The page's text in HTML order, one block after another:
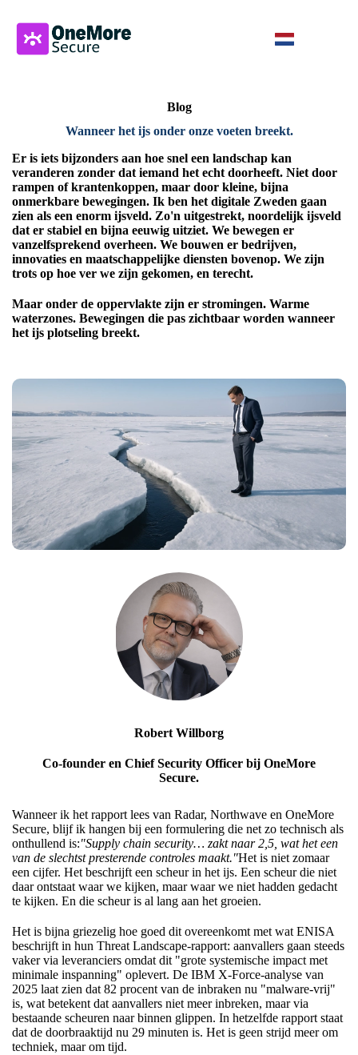
Blog
Wanneer het ijs onder onze voeten breekt.
Er is iets bijzonders aan hoe snel een landschap kan
veranderen zonder dat iemand het echt doorheeft. Niet door
rampen of krantenkoppen, maar door kleine, bijna
onmerkbare bewegingen. Ik ben het digitale Zweden gaan
zien als een enorm ijsveld. Zo'n uitgestrekt, noordelijk ijsveld
dat er stabiel en bijna eeuwig uitziet. We bewegen er
vanzelfsprekend overheen. We bouwen er bedrijven,
innovaties en maatschappelijke diensten bovenop. We zijn
trots op hoe ver we zijn gekomen, en terecht.
Maar onder de oppervlakte zijn er stromingen. Warme
waterzones. Bewegingen die pas zichtbaar worden wanneer
het ijs plotseling breekt.
Robert Willborg
Co-founder en Chief Security Officer bij OneMore
Secure.
Wanneer ik het rapport lees van Radar, Northwave en OneMore
Secure, blijf ik hangen bij een formulering die net zo technisch als
onthullend is:"Supply chain security… zakt naar 2,5, wat het een
van de slechtst presterende controles maakt."Het is niet zomaar
een cijfer. Het beschrijft een scheur in het ijs. Een scheur die niet
daar ontstaat waar we kijken, maar waar we niet hadden gedacht
te kijken. En die scheur is al lang aan het groeien.
Het is bijna griezelig hoe goed dit overeenkomt met wat ENISA
beschrijft in hun Threat Landscape-rapport: aanvallers gaan steeds
vaker via leveranciers omdat dit "grote systemische impact met
minimale inspanning" oplevert. De IBM X-Force-analyse van
2025 laat zien dat 82 procent van de inbraken nu "malware-vrij"
is, wat betekent dat aanvallers niet meer inbreken, maar via
bestaande scheuren naar binnen glippen. In hetzelfde rapport staat
dat de doorbraaktijd nu 29 minuten is. Het is geen strijd meer om
techniek, maar om tijd.